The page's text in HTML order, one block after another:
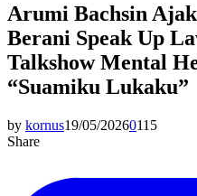
Arumi Bachsin
Berani Speak Up
Talkshow Mental
“Suamiku Lukaku”
by kornus19/05/20260115
Share